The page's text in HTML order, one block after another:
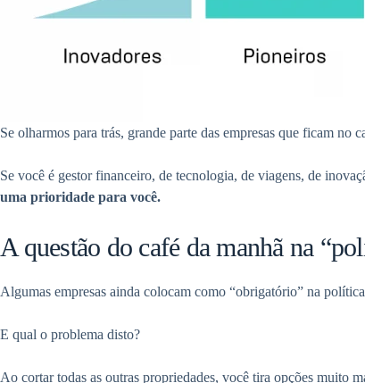
Se olharmos para trás, grande parte das empresas que ficam no
Se você é gestor financeiro, de tecnologia, de viagens, de
uma prioridade para você.
A questão do café da manhã na
Algumas empresas ainda colocam como “obrigatório” na
E qual o problema disto?
Ao cortar todas as outras propriedades, você tira opções muito